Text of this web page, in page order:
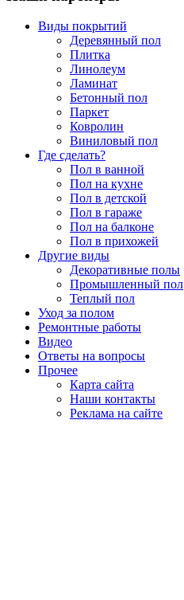
Виды покрытий
Деревянный пол
Плитка
Линолеум
Ламинат
Бетонный пол
Паркет
Ковролин
Виниловый пол
Где сделать?
Пол в ванной
Пол на кухне
Пол в детской
Пол в гараже
Пол на балконе
Пол в прихожей
Другие виды
Декоративные полы
Промышленный пол
Теплый пол
Уход за полом
Ремонтные работы
Видео
Ответы на вопросы
Прочее
Карта сайта
Наши контакты
Реклама на сайте